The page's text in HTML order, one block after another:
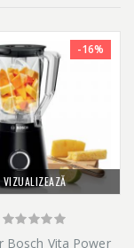
VIZUALIZEAZĂ
-16%
Bosch Vita Power